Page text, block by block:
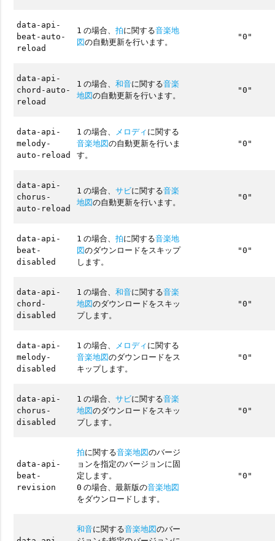
data-api-
beat-auto-
reload
1 の場合、拍に関する音楽地
図の自動更新を行います。
"0"
data-api-
chord-auto-
reload
1 の場合、和音に関する音楽
地図の自動更新を行います。
"0"
data-api-
melody-
auto-reload
1 の場合、 メロディに関する
音楽地図の自動更新を行いま
す。
"0"
data-api-
chorus-
auto-reload
1 の場合、サビに関する音楽
地図の自動更新を行います。
"0"
data-api-
beat-
disabled
1 の場合、拍に関する音楽地
図のダウンロードをスキップ
します。
"0"
data-api-
chord-
disabled
1 の場合、和音に関する音楽
地図のダウンロードをスキッ
プします。
"0"
data-api-
melody-
disabled
1 の場合、 メロディに関する
音楽地図のダウンロードをス
キップします。
"0"
data-api-
chorus-
disabled
1 の場合、サビに関する音楽
地図のダウンロードをスキッ
プします。
"0"
data-api-
beat-
revision
拍に関する音楽地図のバージ
ョンを指定のバージョンに固
定します。
0 の場合、最新版の音楽地図
をダウンロードします。
"0"
和音に関する音楽地図のバー